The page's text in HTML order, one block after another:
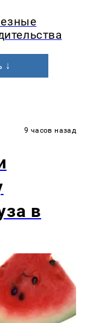
↓
9 часов назад
в